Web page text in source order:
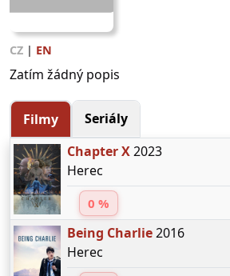
CZ | EN
Zatím žádný popis
Filmy
Seriály
Chapter X2023
Herec
0 %
Being Charlie2016
Herec